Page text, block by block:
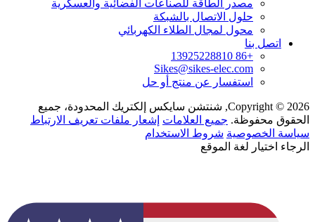
مصدر الطاقة للصناعات الفضائية والعسكرية
حلول الاتصال بالشبكة
محول لمجال الطلاء الكهربائي
اتصل بنا
+86 13925228810
Sikes@sikes-elec.com
استفسار عن منتج أو حل
Copyright © 2026, شنتشن سايكس إلكتريك المحدودة، جميع
الحقوق محفوظة. جميع العلامات إشعار ملفات تعريف الارتباط
سياسة الخصوصية شروط الاستخدام
الرجاء اختيار لغة الموقع